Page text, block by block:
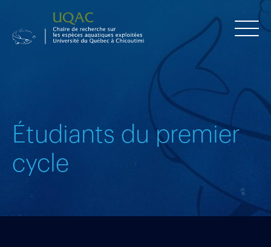
Étudiants du premier
cycle